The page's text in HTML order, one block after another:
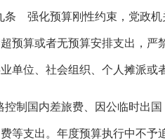
条 强化预算刚性约束，党政机
预算或者无预算安排支出，严
单位、社会组织、个人摊派或
控制国内差旅费、因公临时出
等支出。年度预算执行中不